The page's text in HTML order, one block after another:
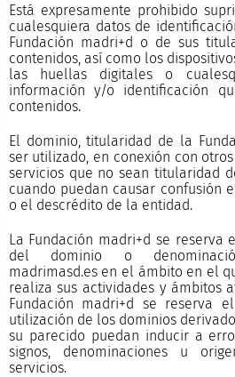
Está expresamente prohibido
cualesquiera datos de
Fundación madri+d o de sus
contenidos, así como los
las huellas digitales o
información y/o identificación
contenidos.
El dominio, titularidad de la
ser utilizado, en conexión con
servicios que no sean titularidad
cuando puedan causar confusión
o el descrédito de la entidad.
La Fundación madri+d se reserva
del dominio o
madrimasd.es en el ámbito en el
realiza sus actividades y ámbitos
Fundación madri+d se reserva
utilización de los dominios
su parecido puedan inducir a
signos, denominaciones u
servicios.